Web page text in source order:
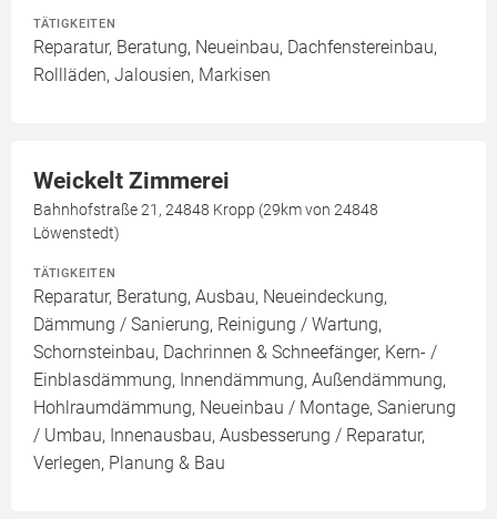
TÄTIGKEITEN
Reparatur, Beratung, Neueinbau, Dachfenstereinbau,
Rollläden, Jalousien, Markisen
Weickelt Zimmerei
Bahnhofstraße 21, 24848 Kropp (29km von 24848
Löwenstedt)
TÄTIGKEITEN
Reparatur, Beratung, Ausbau, Neueindeckung,
Dämmung / Sanierung, Reinigung / Wartung,
Schornsteinbau, Dachrinnen & Schneefänger, Kern- /
Einblasdämmung, Innendämmung, Außendämmung,
Hohlraumdämmung, Neueinbau / Montage, Sanierung
/ Umbau, Innenausbau, Ausbesserung / Reparatur,
Verlegen, Planung & Bau